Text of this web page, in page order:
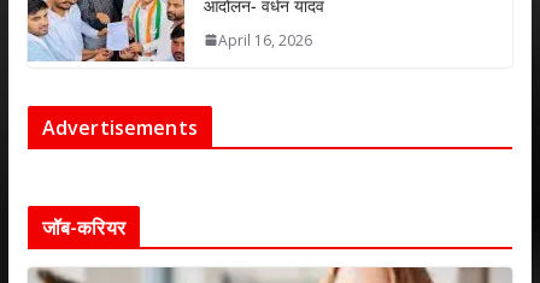
आंदोलन- वर्धन यादव
April 16, 2026
Advertisements
जॉब-करियर